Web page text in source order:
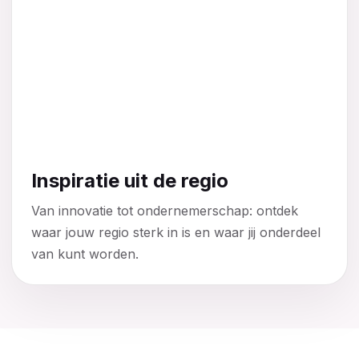
Inspiratie uit de regio
Van innovatie tot ondernemerschap: ontdek
waar jouw regio sterk in is en waar jij onderdeel
van kunt worden.